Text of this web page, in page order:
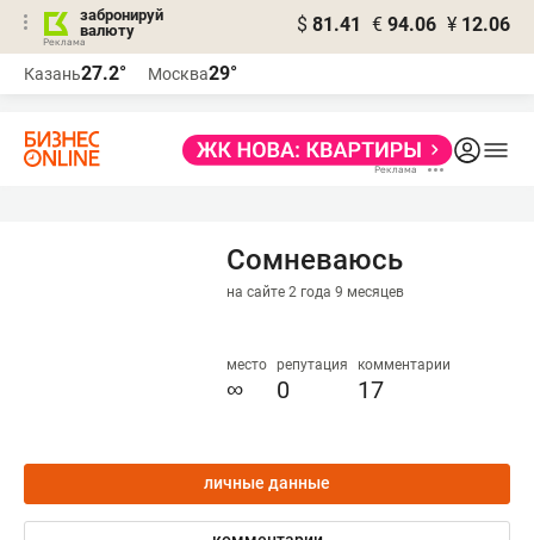
забронируй
валюту
$ 81.41 € 94.06 ¥ 12.06
Казань27.2° Москва29°
Сомневаюсь
на сайте 2 года 9 месяцев
место
∞
репутация
0
комментарии
17
личные данные